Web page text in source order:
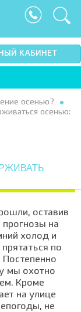
КАБИНЕТ
осенью?
осенью:
оставив
на
холод и
по
мы охотно
Кроме
на улице
не